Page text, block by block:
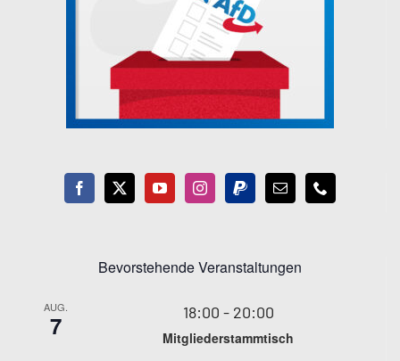
Bevorstehende Veranstaltungen
AUG.
7 18:00 - 20:00
Mitgliederstammtisch